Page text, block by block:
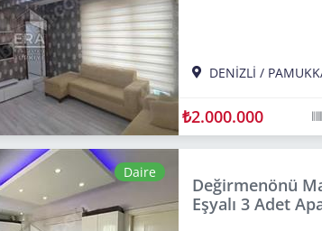
DENİZLİ /
₺2.000.000
Daire
Değirmenönü
Eşyalı 3 Adet